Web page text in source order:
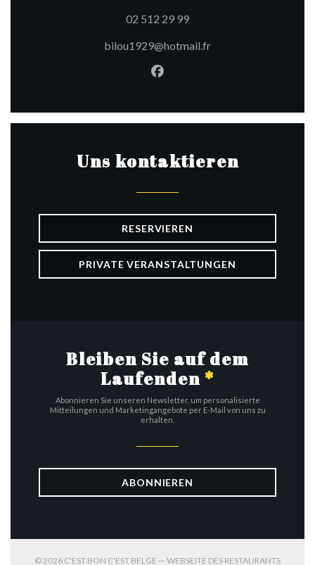
02 512 29 99
bilou1929@hotmail.fr
Facebook ((öffnet ein
Uns kontaktieren
RESERVIEREN
PRIVATE VERANSTALTUNGEN
Bleiben Sie auf dem
Laufenden *
Abonnieren Sie unseren Newsletter, um personalisierte
Mitteilungen und Marketingangebote per E-Mail von uns zu
erhalten.
ABONNIEREN
© 2026 C'EST BON C'EST BELGE — WEBSEITE DES RESTAURANTS